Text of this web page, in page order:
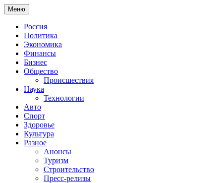
Меню
Россия
Политика
Экономика
Финансы
Бизнес
Общество
Происшествия
Наука
Технологии
Авто
Спорт
Здоровье
Культура
Разное
Анонсы
Туризм
Строительство
Пресс-релизы